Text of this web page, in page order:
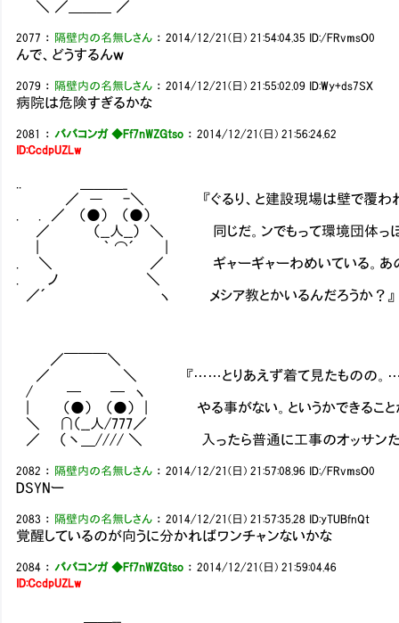
＼ ／＿＿＿ ／
2077 ： 隔壁内の名無しさん ：2014/12/21(日) 21:54:04.35 ID:/FRvmsO0
んで、どうするんｗ
2079 ： 隔壁内の名無しさん ：2014/12/21(日) 21:55:02.09 ID:Wy+ds7SX
病院は危険すぎるかな
2081 ： ババコンガ ◆Ff7nWZGtso ：2014/12/21(日) 21:56:24.62
ID:CcdpUZLw
／ ― -＼ 『ぐるり、と建設現場は壁で覆われて
. . ／ （●） （●）
／ （__人__） ＼ 同じだ。ンでもって環境団体っ
| ｀ ⌒´ |
. ＼ ／ ギャーギャーわめいている。あの中
. ノ ＼
／´ ヽ メシア教とかいるんだろうか？』
／￣￣￣＼
／ ＼ 『……とりあえず着て見たものの。……
/ ─ ─ ヽ
| （●） （●） | やる事がない。というかできること
＼ ∩（__人/777／
／ （丶＿//// ＼ 入ったら普通に工事のオッサンたちに
2082 ： 隔壁内の名無しさん ：2014/12/21(日) 21:57:08.96 ID:/FRvmsO0
DSYNー
2083 ： 隔壁内の名無しさん ：2014/12/21(日) 21:57:35.28 ID:yTUBfnQt
覚醒しているのが向うに分かればワンチャンないかな
2084 ： ババコンガ ◆Ff7nWZGtso ：2014/12/21(日) 21:59:04.46
ID:CcdpUZLw